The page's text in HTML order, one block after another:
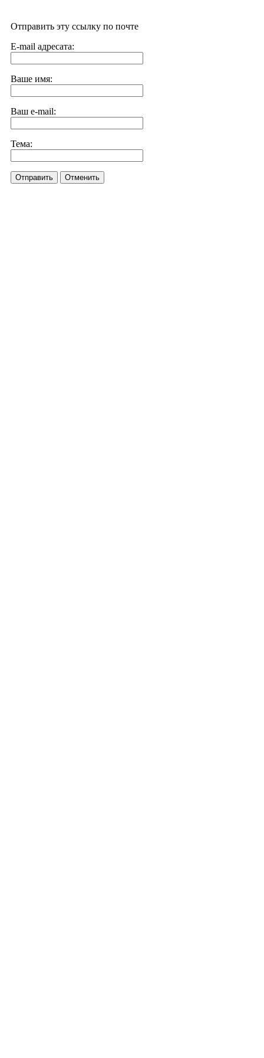
Отправить эту ссылку по почте
E-mail адресата:
Ваше имя:
Ваш e-mail:
Тема:
Отправить Отменить